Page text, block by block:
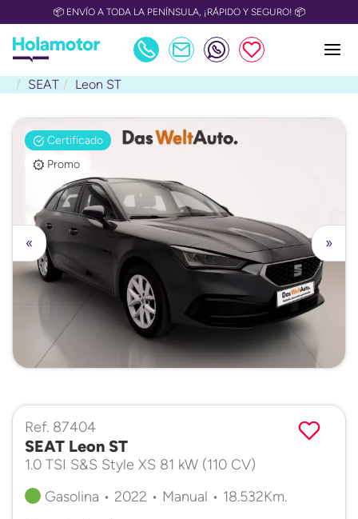
📦 ENVÍO A TODA LA PENÍNSULA, ¡RÁPIDO Y SEGURO! 📦
SEAT Leon ST
Certificado
Promo
»
«
Ref. 87404
SEAT Leon ST
1.0 TSI S&S Style XS 81 kW (110 CV)
Gasolina • 2022 • Manual • 18.532Km.